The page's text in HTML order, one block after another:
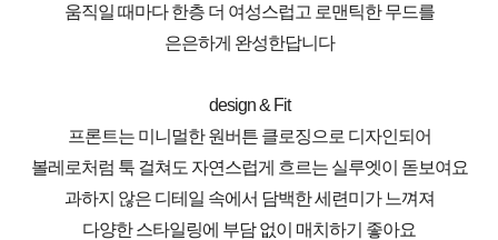
움직일 때마다 한층 더 여성스럽고 로맨틱한 무드를
은은하게 완성한답니다
design & Fit
프론트는 미니멀한 원버튼 클로징으로 디자인되어
볼레로처럼 툭 걸쳐도 자연스럽게 흐르는 실루엣이 돋보여요
과하지 않은 디테일 속에서 담백한 세련미가 느껴져
다양한 스타일링에 부담 없이 매치하기 좋아요